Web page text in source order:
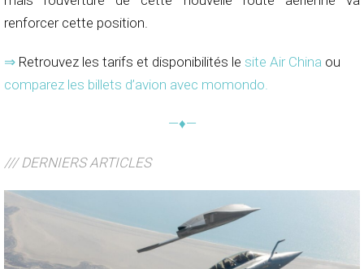
renforcer cette position.
⇒ Retrouvez les tarifs et disponibilités le site Air China ou
comparez les billets d’avion avec momondo
—♦—
/// DERNIERS ARTICLES